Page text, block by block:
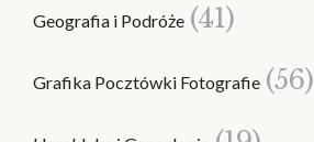
Geografia i Podróże (41)
Grafika Pocztówki Fotografie (56)